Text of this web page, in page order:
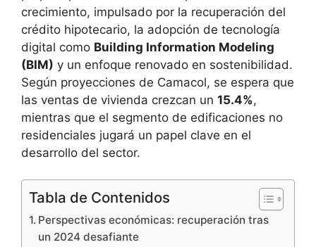
crecimiento, impulsado por la recuperación del
crédito hipotecario, la adopción de tecnología
digital como Building Information Modeling
(BIM) y un enfoque renovado en sostenibilidad.
Según proyecciones de Camacol, se espera que
las ventas de vivienda crezcan un 15.4%,
mientras que el segmento de edificaciones no
residenciales jugará un papel clave en el
desarrollo del sector.
Tabla de Contenidos
Perspectivas económicas: recuperación tras
un 2024 desafiante